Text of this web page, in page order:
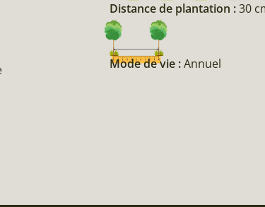
Distance de plantation :30
Mode de vie :Annuel